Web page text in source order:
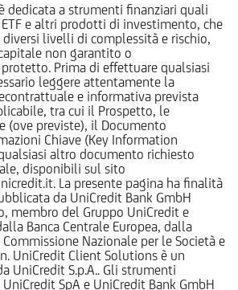
dedicata a strumenti finanziari quali
e altri prodotti di investimento, che
diversi livelli di complessità e rischio,
non garantito o
Prima di effettuare qualsiasi
leggere attentamente la
e informativa prevista
tra cui il Prospetto, le
(ove previste), il Documento
Chiave (Key Information
altro documento richiesto
disponibili sul sito
La presente pagina ha finalità
da UniCredit Bank GmbH
membro del Gruppo UniCredit e
Banca Centrale Europea, dalla
Nazionale per le Società e
UniCredit Client Solutions è un
UniCredit S.p.A.. Gli strumenti
SpA e UniCredit Bank GmbH